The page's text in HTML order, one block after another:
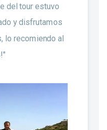
del tour estuvo
y disfrutamos
lo recomiendo al